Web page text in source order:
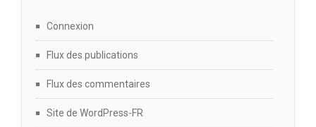
Connexion
Flux des publications
Flux des commentaires
Site de WordPress-FR